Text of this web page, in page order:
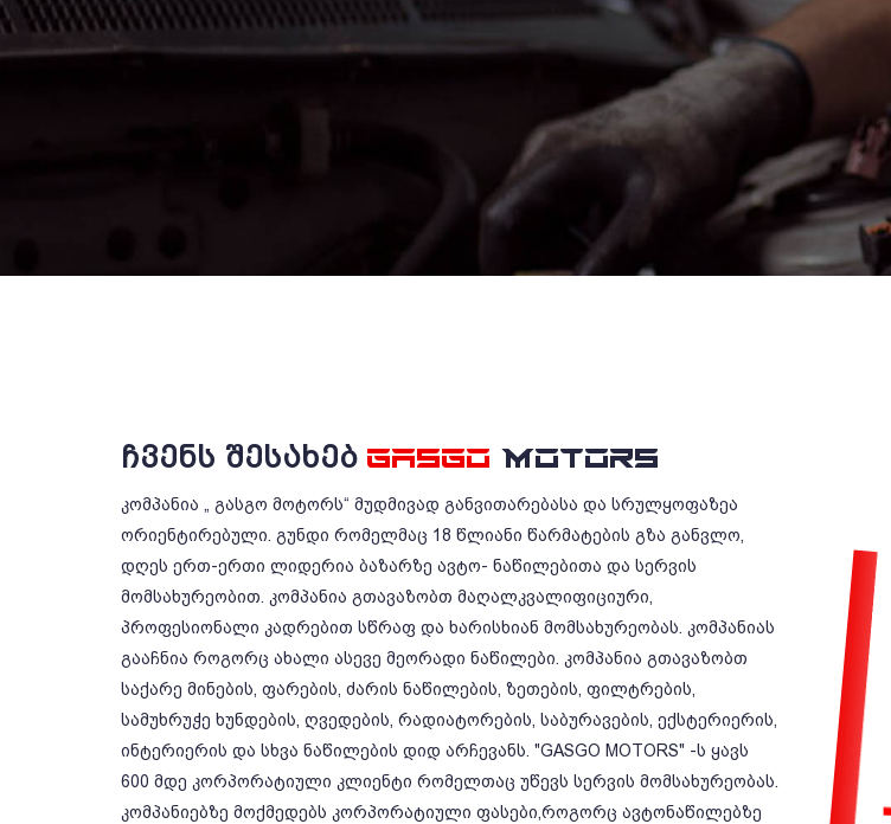
ᲩᲕᲔᲜᲡ ᲨᲔᲡᲐᲮᲔᲑ GASGO MOTORS
კომპანია „ გასგო მოტორს“ მუდმივად განვითარებასა და სრულყოფაზეა
ორიენტირებული. გუნდი რომელმაც 18 წლიანი წარმატების გზა განვლო,
დღეს ერთ-ერთი ლიდერია ბაზარზე ავტო- ნაწილებითა და სერვის
მომსახურეობით. კომპანია გთავაზობთ მაღალკვალიფიციური,
პროფესიონალი კადრებით სწრაფ და ხარისხიან მომსახურეობას. კომპანიას
გააჩნია როგორც ახალი ასევე მეორადი ნაწილები. კომპანია გთავაზობთ
საქარე მინების, ფარების, ძარის ნაწილების, ზეთების, ფილტრების,
სამუხრუჭე ხუნდების, ღვედების, რადიატორების, საბურავების, ექსტერიერის,
ინტერიერის და სხვა ნაწილების დიდ არჩევანს. "GASGO MOTORS" -ს ყავს
600 მდე კორპორატიული კლიენტი რომელთაც უწევს სერვის მომსახურეობას.
კომპანიებზე მოქმედებს კორპორატიული ფასები,როგორც ავტონაწილებზე